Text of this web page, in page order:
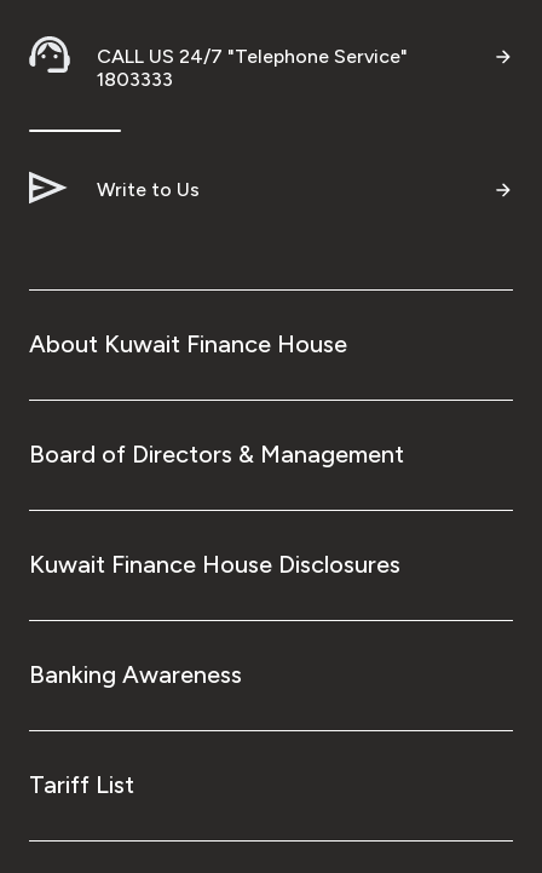
CALL US 24/7 "Telephone Service"
1803333
Write to Us
About Kuwait Finance House
Board of Directors & Management
Kuwait Finance House Disclosures
Banking Awareness
Tariff List